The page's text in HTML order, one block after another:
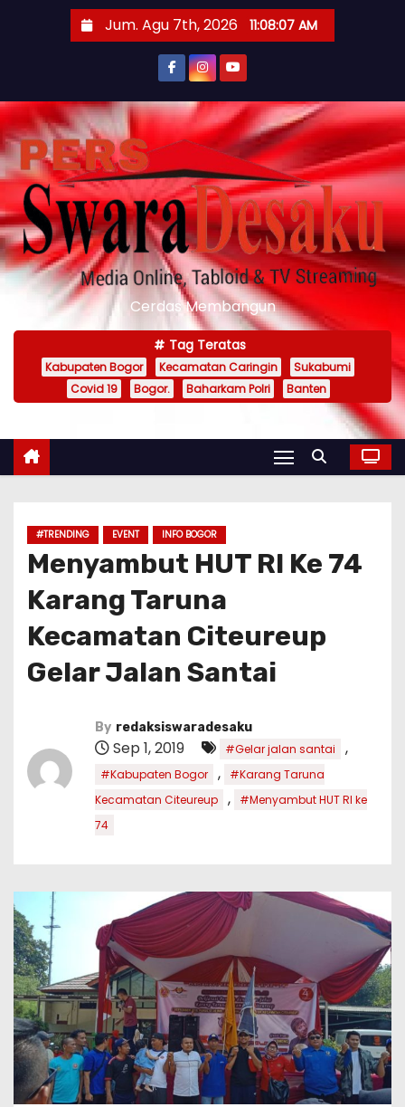
t
o
c
o
n
t
e
Jum. Agu 7th, 2026 11:08:08 AM
Cerdas Membangun
Tag Teratas
Kabupaten Bogor Kecamatan Caringin
Sukabumi
Covid 19
Bogor. Baharkam Polri Banten
#TRENDING EVENT INFO BOGOR
Menyambut HUT RI Ke 74
Karang Taruna
Kecamatan Citeureup
Gelar Jalan Santai
By redaksiswaradesaku
Sep 1, 2019 #Gelar jalan santai ,
#Kabupaten Bogor ,
#Karang Taruna
Kecamatan Citeureup
,
#Menyambut HUT RI ke
74